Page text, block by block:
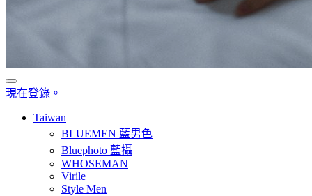
現在登錄。
Taiwan
BLUEMEN 藍男色
Bluephoto 藍攝
WHOSEMAN
Virile
Style Men